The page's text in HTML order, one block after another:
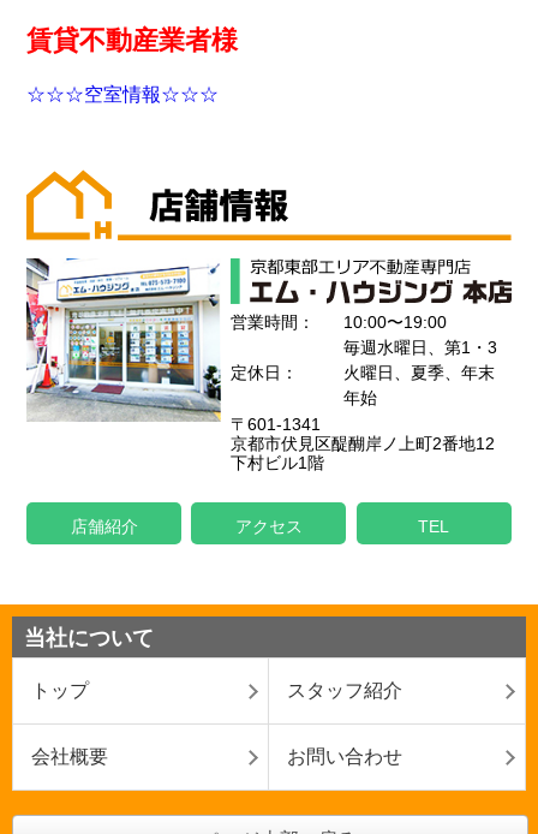
賃貸不動産業者様
☆☆☆空室情報☆☆☆
営業時間： 10:00〜19:00
定休日：
毎週水曜日、第1・3
火曜日、夏季、年末
年始
〒601-1341
京都市伏見区醍醐岸ノ上町2番地12
下村ビル1階
店舗紹介 アクセス TEL
当社について
トップ スタッフ紹介
会社概要 お問い合わせ